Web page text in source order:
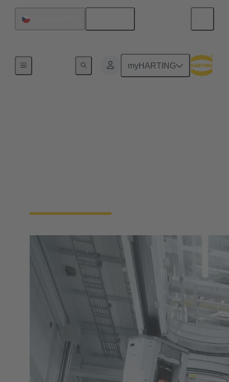
myHARTING